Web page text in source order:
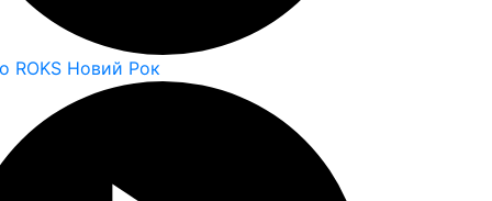
ROKS Новий Рок